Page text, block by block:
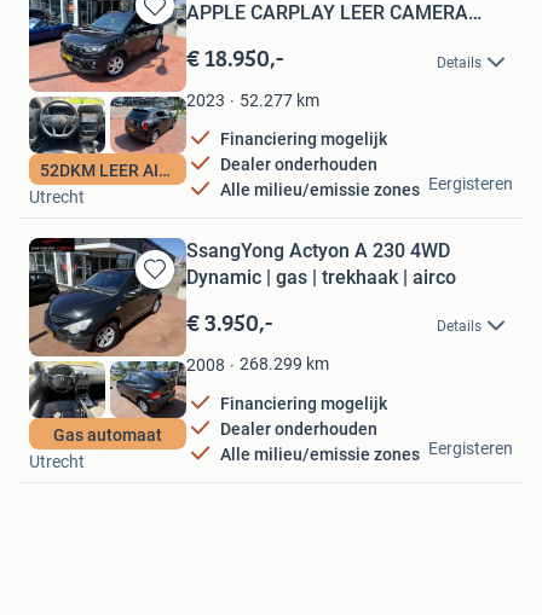
Bewaren
in
Mijn
Favorieten
52DKM LEER AIRCO
APPLE CARPLAY LEER CAMERA
€ 18.950,- Details
2023 52.277 km
Financiering mogelijk
Dealer onderhouden
Alle milieu/emissie zones
Car Center Utrecht
Utrecht
Eergisteren
Bewaren
in
Mijn
Favorieten
Gas automaat
SsangYong Actyon A 230 4WD
Dynamic | gas | trekhaak | airco
€ 3.950,- Details
2008 268.299 km
Financiering mogelijk
Dealer onderhouden
Alle milieu/emissie zones
Car Center Utrecht
Utrecht
Eergisteren